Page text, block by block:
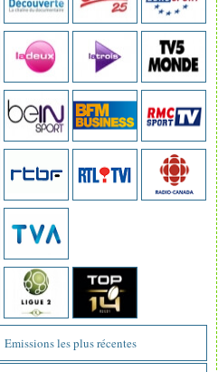
Emissions les plus récentes